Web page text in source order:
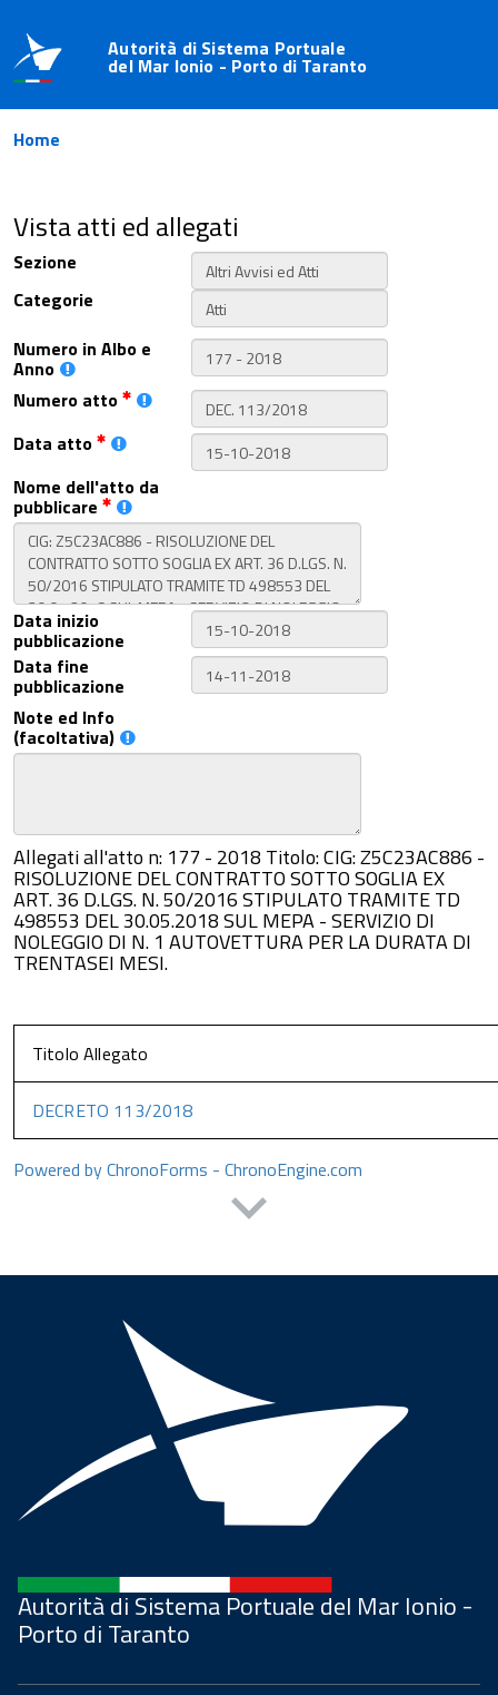
Autorità di Sistema Portuale
del Mar Ionio - Porto di Taranto
Home
Vista atti ed allegati
Sezione
Categorie
Numero in Albo e
Anno
Numero atto
Data atto
Nome dell'atto da
pubblicare
Data inizio
pubblicazione
Data fine
pubblicazione
Note ed Info
(facoltativa)
Allegati all'atto n: 177 - 2018 Titolo: CIG: Z5C23AC886 -
RISOLUZIONE DEL CONTRATTO SOTTO SOGLIA EX
ART. 36 D.LGS. N. 50/2016 STIPULATO TRAMITE TD
498553 DEL 30.05.2018 SUL MEPA - SERVIZIO DI
NOLEGGIO DI N. 1 AUTOVETTURA PER LA DURATA DI
TRENTASEI MESI.
Titolo Allegato
DECRETO 113/2018
Powered by ChronoForms - ChronoEngine.com
Autorità di Sistema Portuale del Mar Ionio -
Porto di Taranto